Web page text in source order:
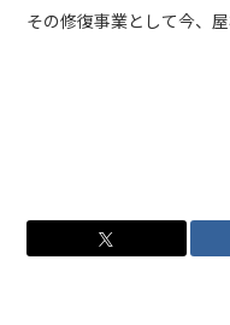
その修復事業として今、